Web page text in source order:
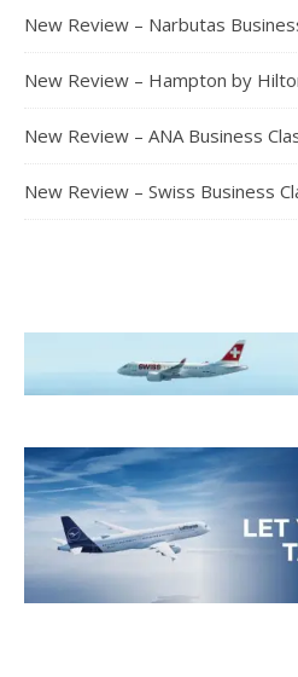
New Review – Narbutas
New Review – Hampton by
New Review – ANA Business
New Review – Swiss Business